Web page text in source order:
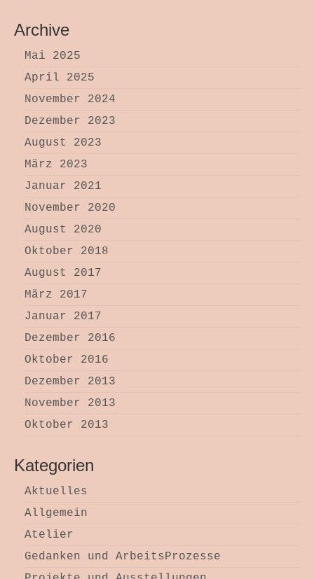
Archive
Mai 2025
April 2025
November 2024
Dezember 2023
August 2023
März 2023
Januar 2021
November 2020
August 2020
Oktober 2018
August 2017
März 2017
Januar 2017
Dezember 2016
Oktober 2016
Dezember 2013
November 2013
Oktober 2013
Kategorien
Aktuelles
Allgemein
Atelier
Gedanken und ArbeitsProzesse